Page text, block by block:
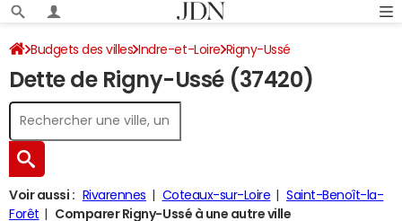
Budgets des villes Indre-et-Loire Rigny-Ussé
Dette au 31/12/2024
Dette de Rigny-Ussé (37420)
Voir aussi : Rivarennes Coteaux-sur-Loire
Saint-Benoît-la-
Forêt
Comparer Rigny-Ussé à une autre ville